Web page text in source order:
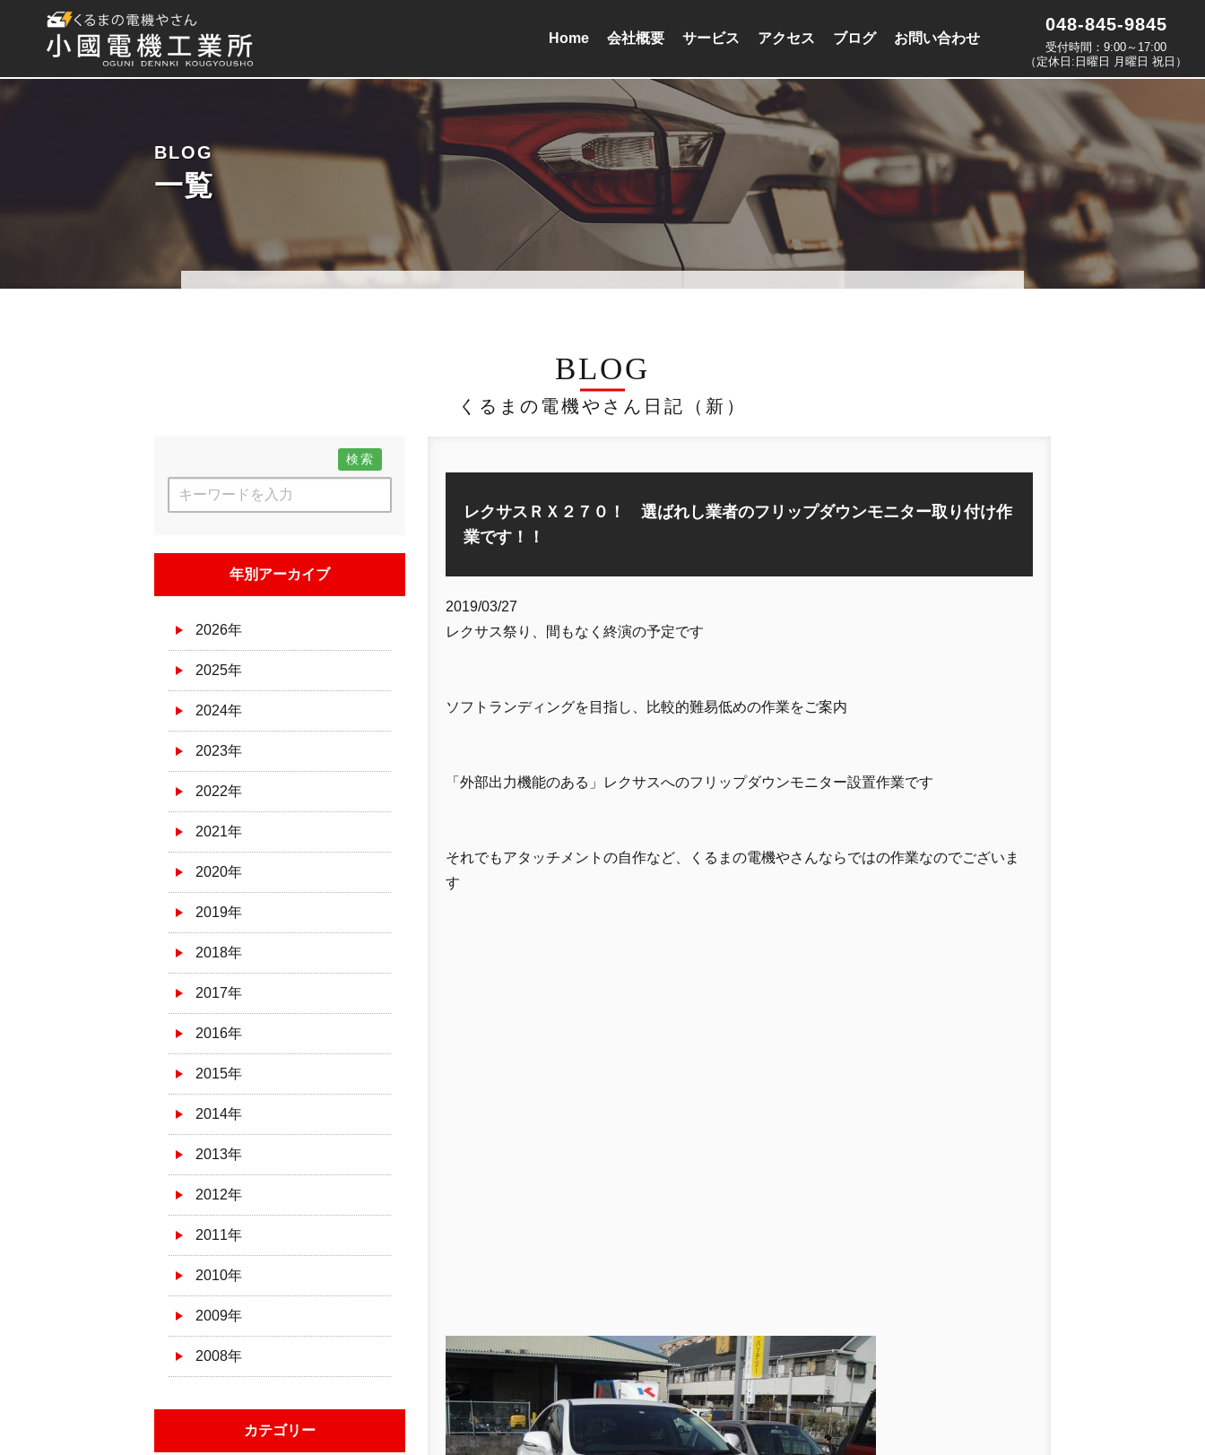
Home 会社概要 サービス アクセス ブログ お問い合わせ
048-845-9845
受付時間：9:00～17:00
（定休日:日曜日 月曜日 祝日）
BLOG
一覧
BLOG
くるまの電機やさん日記（新）
検索
年別アーカイブ
2026年
2025年
2024年
2023年
2022年
2021年
2020年
2019年
2018年
2017年
2016年
2015年
2014年
2013年
2012年
2011年
2010年
2009年
2008年
カテゴリー
レクサスＲＸ２７０！ 選ばれし業者のフリップダウンモニター取り付け作
業です！！
2019/03/27
レクサス祭り、間もなく終演の予定です
ソフトランディングを目指し、比較的難易低めの作業をご案内
「外部出力機能のある」レクサスへのフリップダウンモニター設置作業です
それでもアタッチメントの自作など、くるまの電機やさんならではの作業なのでございま
す